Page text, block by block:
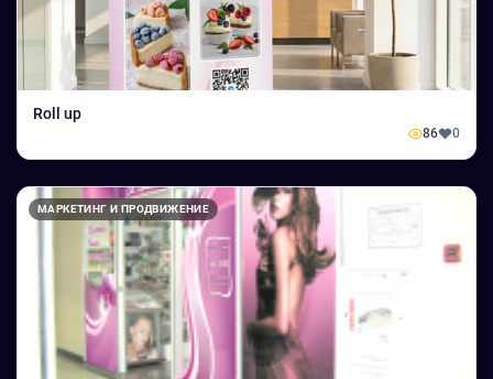
Roll up
86 0
МАРКЕТИНГ И ПРОДВИЖЕНИЕ